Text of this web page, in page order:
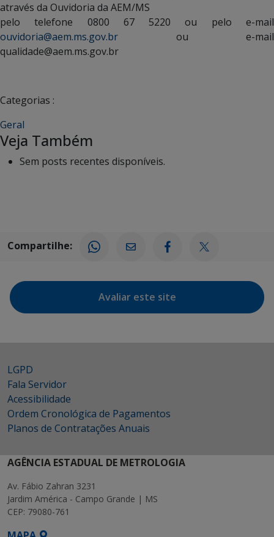
através da Ouvidoria da AEM/MS
pelo telefone 0800 67 5220 ou pelo e-mail
ouvidoria@aem.ms.gov.br ou e-mail
qualidade@aem.ms.gov.br
Categorias :
Geral
Veja Também
Sem posts recentes disponíveis.
Compartilhe:
Avaliar este site
LGPD
Fala Servidor
Acessibilidade
Ordem Cronológica de Pagamentos
Planos de Contratações Anuais
AGÊNCIA ESTADUAL DE METROLOGIA
Av. Fábio Zahran 3231
Jardim América - Campo Grande | MS
CEP: 79080-761